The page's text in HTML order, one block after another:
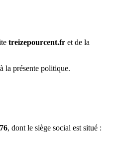
treizepourcent.fr et de la
la présente politique.
, dont le siège social est situé :